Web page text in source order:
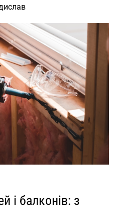
і балконів: з